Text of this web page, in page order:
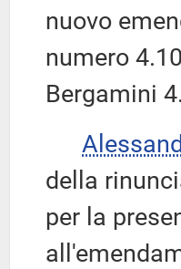
nuovo
numero
Bergamini
della
per la